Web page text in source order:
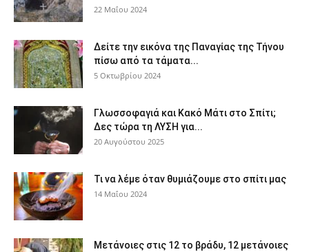
22 Μαΐου 2024
Δείτε την εικόνα της Παναγίας της Τήνου
πίσω από τα τάματα...
5 Οκτωβρίου 2024
Γλωσσοφαγιά και Κακό Μάτι στο Σπίτι;
Δες τώρα τη ΛΥΣΗ για...
20 Αυγούστου 2025
Τι να λέμε όταν θυμιάζουμε στο σπίτι μας
14 Μαΐου 2024
Μετάνοιες στις 12 το βράδυ, 12 μετάνοιες